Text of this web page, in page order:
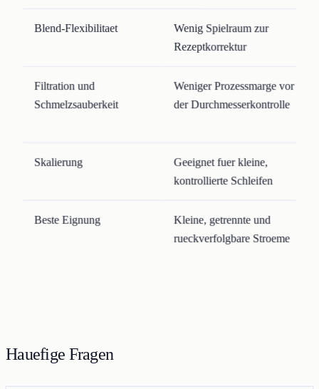
Blend-Flexibilitaet Wenig Spielraum zur
Rezeptkorrektur
Filtration und
Schmelzsauberkeit
Weniger Prozessmarge vor
der Durchmesserkontrolle
Skalierung
Geeignet fuer kleine,
kontrollierte Schleifen
Beste Eignung
Kleine, getrennte und
rueckverfolgbare Stroeme
Hauefige Fragen